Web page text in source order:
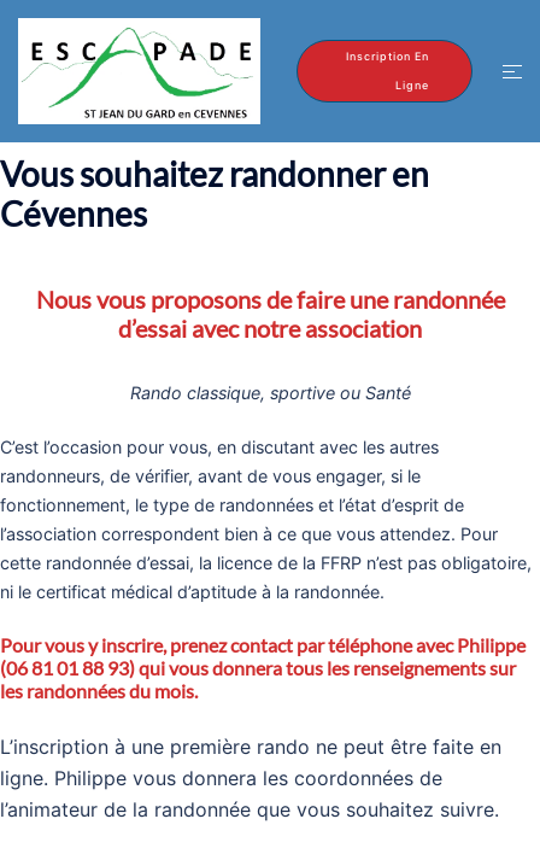
Aller
contenu
Inscription En
Ligne
Vous souhaitez randonner en
Cévennes
Nous vous proposons de faire une randonnée
d’essai avec notre association
Rando classique, sportive ou Santé
C’est l’occasion pour vous, en discutant avec les autres
randonneurs, de vérifier, avant de vous engager, si le
fonctionnement, le type de randonnées et l’état d’esprit de
l’association correspondent bien à ce que vous attendez. Pour
cette randonnée d’essai, la licence de la FFRP n’est pas obligatoire,
ni le certificat médical d’aptitude à la randonnée.
Pour vous y inscrire, prenez contact par téléphone avec Philippe
(06 81 01 88 93) qui vous donnera tous les renseignements sur
les randonnées du mois.
L’inscription à une première rando ne peut être faite en
ligne. Philippe vous donnera les coordonnées de
l’animateur de la randonnée que vous souhaitez suivre.